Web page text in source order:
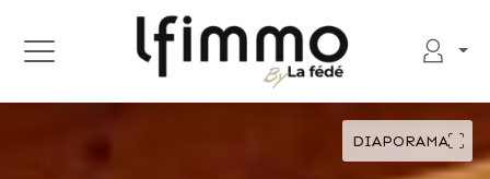
DIAPORAMA